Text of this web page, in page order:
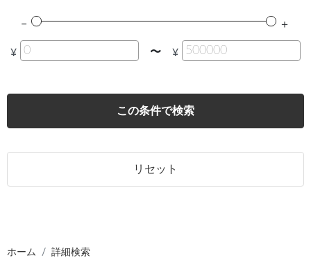
¥ 〜 ¥
この条件で検索
リセット
ホーム 詳細検索